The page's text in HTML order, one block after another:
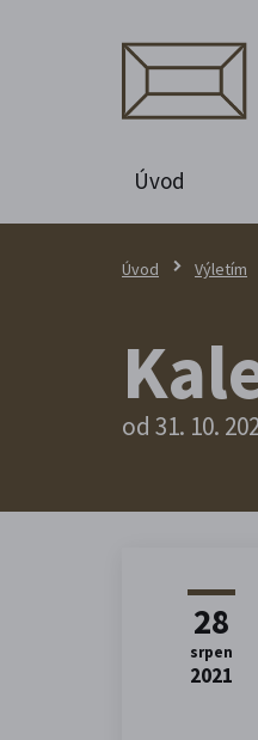
Úvod
Úvod Výletím
od 31. 10.
28
srpen
2021